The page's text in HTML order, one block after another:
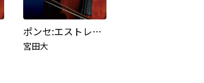
ポンセ:エストレリータ(加羽沢美濃編)
宮田大